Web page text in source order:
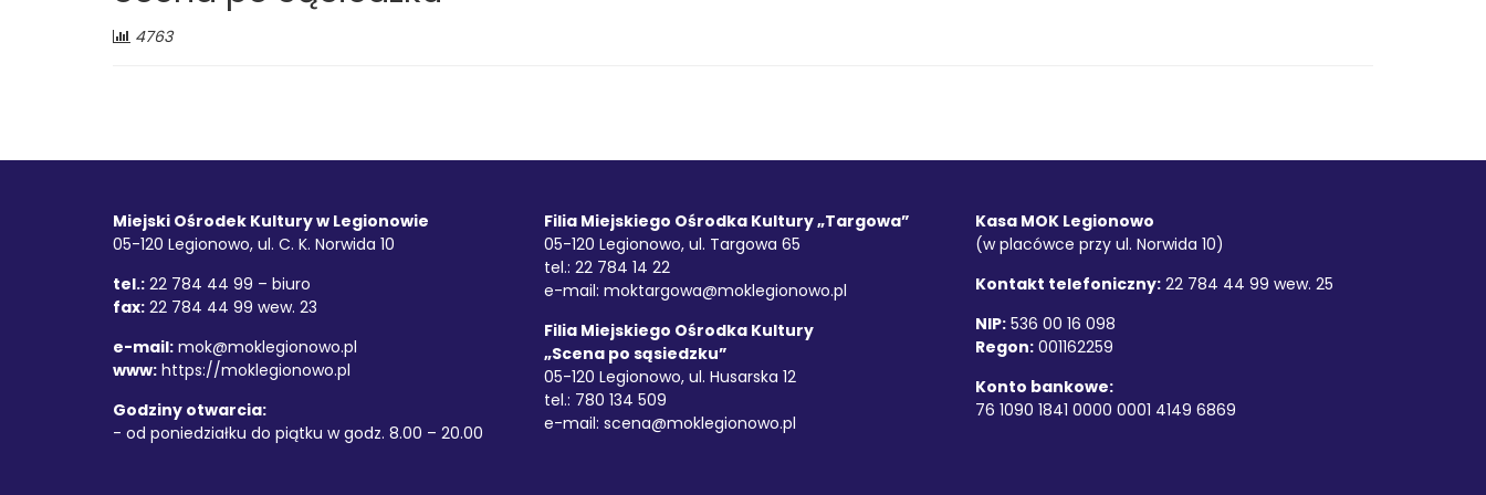
Legionowie
Liczba
4763
Adres
Miejski Ośrodek Kultury w Legionowie
05-120 Legionowo, ul. C. K. Norwida 10
tel.: 22 784 44 99 – biuro
fax: 22 784 44 99 wew. 23
e-mail: mok@moklegionowo.pl
www: https://moklegionowo.pl
Godziny otwarcia:
- od poniedziałku do piątku w godz. 8.00 – 20.00
Filia Miejskiego Ośrodka Kultury „Targowa”
05-120 Legionowo, ul. Targowa 65
tel.: 22 784 14 22
e-mail: moktargowa@moklegionowo.pl
Filia Miejskiego Ośrodka Kultury
„Scena po sąsiedzku”
05-120 Legionowo, ul. Husarska 12
tel.: 780 134 509
e-mail: scena@moklegionowo.pl
Kasa MOK Legionowo
(w placówce przy ul. Norwida 10)
Kontakt telefoniczny: 22 784 44 99 wew. 25
NIP: 536 00 16 098
Regon: 001162259
Konto bankowe:
76 1090 1841 0000 0001 4149 6869